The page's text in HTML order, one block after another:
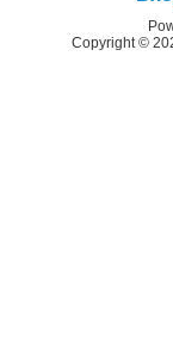
Copyright ©